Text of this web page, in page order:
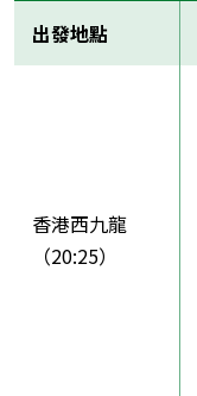
出發地點
香港西九龍
（20:25）